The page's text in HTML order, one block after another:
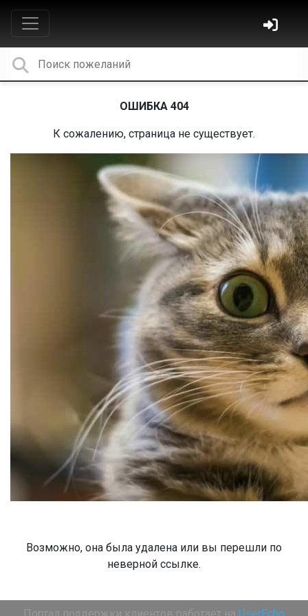
ОШИБКА 404
К сожалению, страница не существует.
Возможно, она была удалена или вы перешли по
неверной ссылке.